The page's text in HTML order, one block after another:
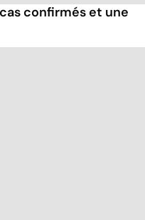
confirmés et une